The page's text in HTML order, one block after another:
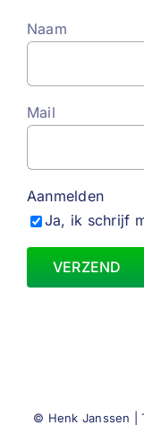
Naam
Mail
Aanmelden
Ja, ik schrijf
© Henk Janssen |